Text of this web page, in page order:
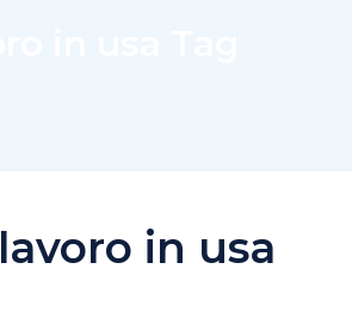
lavoro in usa